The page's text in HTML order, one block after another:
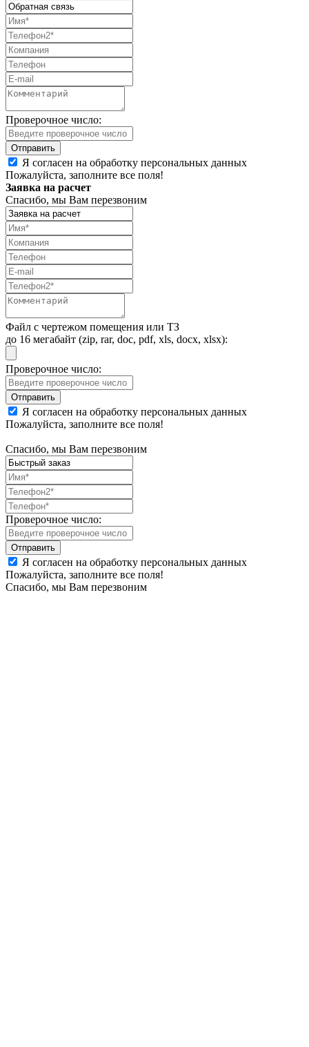
Проверочное число:
Я согласен на обработку персональных данных
Пожалуйста, заполните все поля!
Заявка на расчет
Спасибо, мы Вам перезвоним
Файл с чертежом помещения или ТЗ
до 16 мегабайт (zip, rar, doc, pdf, xls, docx, xlsx):
Проверочное число:
Я согласен на обработку персональных данных
Пожалуйста, заполните все поля!
Спасибо, мы Вам перезвоним
Проверочное число:
Я согласен на обработку персональных данных
Пожалуйста, заполните все поля!
Спасибо, мы Вам перезвоним